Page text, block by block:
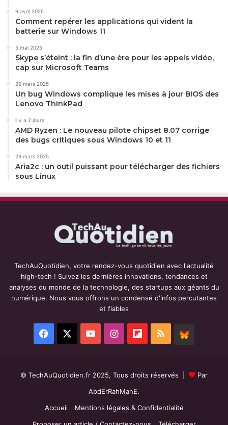
9 avril 2025
Comment repérer les applications qui vident la
batterie sur Windows 11
5 mai 2025
Skype s’éteint : la fin d’une ère pour les appels vidéo,
cap sur Microsoft Teams
29 mars 2025
Un bug Windows complique les mises à jour BIOS des
Lenovo ThinkPad
il y a 2 jours
AMD Ryzen : Le nouveau pilote chipset 8.07 corrige
des bugs critiques sous Windows 10 et 11
29 mars 2025
Aria2c : un outil puissant pour télécharger des fichiers
sous Linux
TechAuQuotidien, votre rendez-vous quotidien avec l'actualité
high-tech ! Suivez les dernières innovations, tendances et
analyses du monde de la technologie, des startups aux géants du
numérique. Nous vous offrons un condensé d'infos percutantes
et fiables
Facebook YouTubeInstagramFlipboard
RSS
© TechAuQuotidien.fr 2025, Tous droits réservés |
Par
AbdErRahManE.
Accueil
Mentions légales & Confidentialité